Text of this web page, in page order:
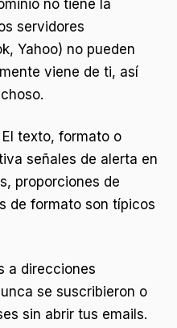
no tiene la
servidores
Yahoo) no pueden
viene de ti, así
El texto, formato o
señales de alerta en
proporciones de
de formato son típicos
a direcciones
se suscribieron o
sin abrir tus emails.